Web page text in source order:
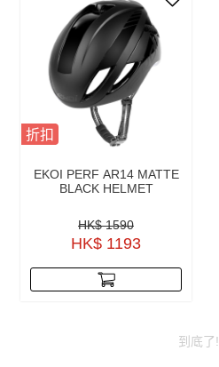
折扣
EKOI PERF AR14 MATTE
BLACK HELMET
HK$ 1590
HK$ 1193
到底了!